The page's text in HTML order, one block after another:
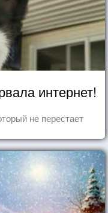
интернет!
не перестает